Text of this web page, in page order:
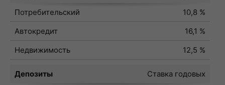
Потребительский
10,8 %
Автокредит
16,1 %
Недвижимость
12,5 %
Депозиты
Ставка годовых